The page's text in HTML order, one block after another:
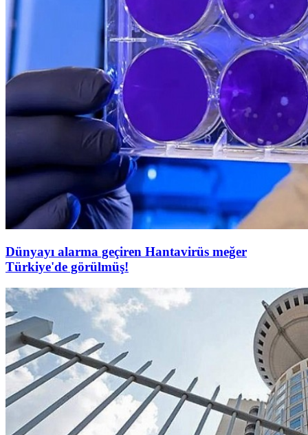
Dünyayı alarma geçiren Hantavirüs meğer
Türkiye'de görülmüş!